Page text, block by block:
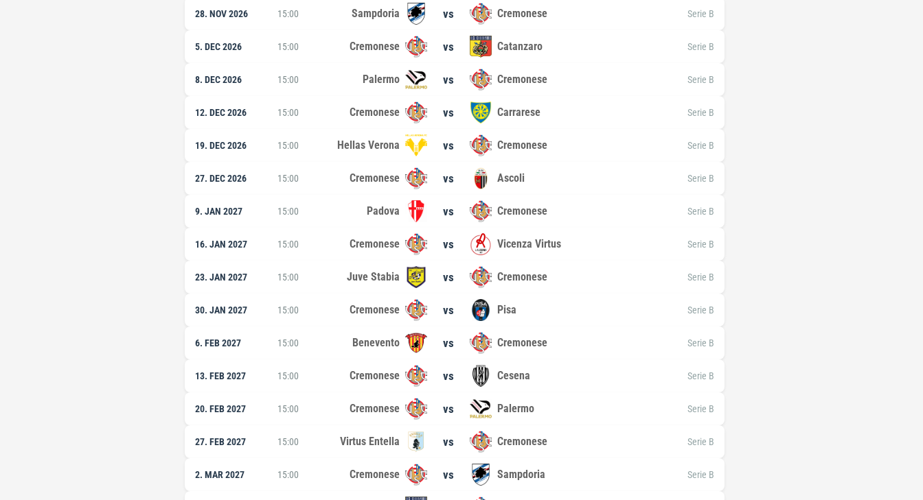
28. NOV 2026 15:00 Sampdoria vs Cremonese Serie B
5. DEC 2026 15:00 Cremonese vs Catanzaro Serie B
8. DEC 2026 15:00 Palermo vs Cremonese Serie B
12. DEC 2026 15:00 Cremonese vs Carrarese Serie B
19. DEC 2026 15:00 Hellas Verona vs Cremonese Serie B
27. DEC 2026 15:00 Cremonese vs Ascoli Serie B
9. JAN 2027 15:00 Padova vs Cremonese Serie B
16. JAN 2027 15:00 Cremonese vs Vicenza Virtus Serie B
23. JAN 2027 15:00 Juve Stabia vs Cremonese Serie B
30. JAN 2027 15:00 Cremonese vs Pisa Serie B
6. FEB 2027 15:00 Benevento vs Cremonese Serie B
13. FEB 2027 15:00 Cremonese vs Cesena Serie B
20. FEB 2027 15:00 Cremonese vs Palermo Serie B
27. FEB 2027 15:00 Virtus Entella vs Cremonese Serie B
2. MAR 2027 15:00 Cremonese vs Sampdoria Serie B